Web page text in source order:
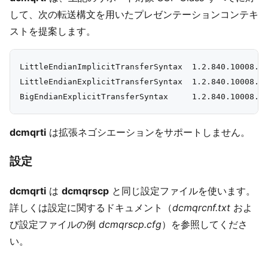
して、次の転送構文を用いたプレゼンテーションコンテキ
ストを提案します。
LittleEndianImplicitTransferSyntax
LittleEndianExplicitTransferSyntax
dcmqrti は拡張ネゴシエーションをサポートしません。
設定
dcmqrti は dcmqrscp と同じ設定ファイルを使います。
詳しくは設定に関するドキュメント（dcmqrcnf.txt およ
び設定ファイルの例 dcmqrscp.cfg）を参照してくださ
い。